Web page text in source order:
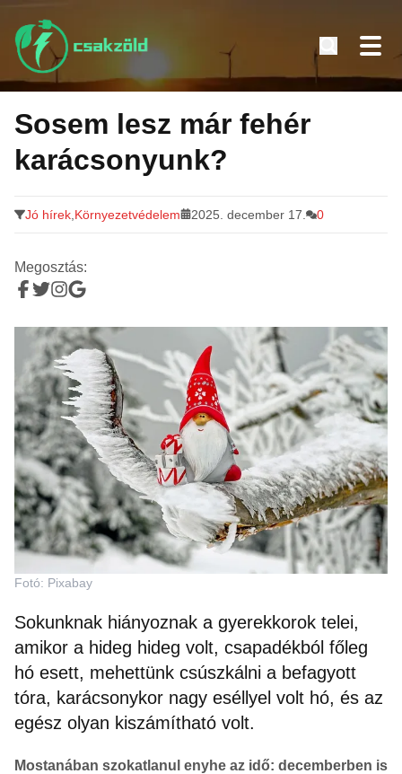
Tovább
tartalomra
Sosem lesz már fehér
karácsonyunk?
Jó hírek Környezetvédelem 2025. december 17. 0
Megosztás:
Fotó: Pixabay
Sokunknak hiányoznak a gyerekkorok telei,
amikor a hideg hideg volt, csapadékból főleg
hó esett, mehettünk csúszkálni a befagyott
tóra, karácsonykor nagy eséllyel volt hó, és az
egész olyan kiszámítható volt.
Mostanában szokatlanul enyhe az idő: decemberben is